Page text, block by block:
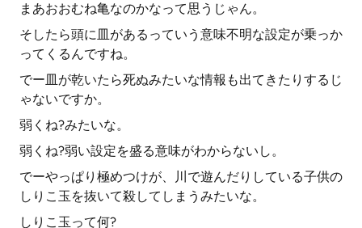
まあおおむね亀なのかなって思うじゃん。
そしたら頭に皿があるっていう意味不明な設定が乗っか
ってくるんですね。
でー皿が乾いたら死ぬみたいな情報も出てきたりするじ
ゃないですか。
弱くね?みたいな。
弱くね?弱い設定を盛る意味がわからないし。
でーやっぱり極めつけが、川で遊んだりしている子供の
しりこ玉を抜いて殺してしまうみたいな。
しりこ玉って何?